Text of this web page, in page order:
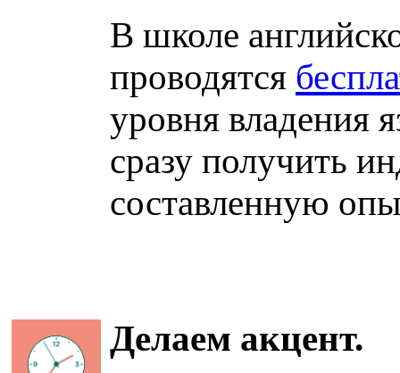
В школе
проводятся
уровня владения
сразу получить
составленную
Делаем акцент.